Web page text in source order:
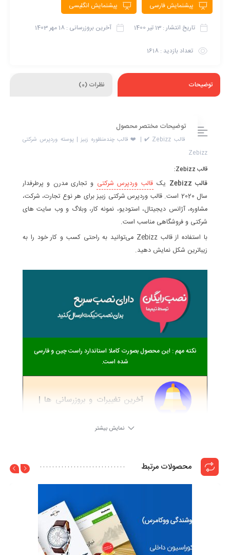
پیشنمایش فارسی پیشنمایش انگلیسی
تاریخ انتشار : 13 تیر 1400 آخرین بروزرسانی : 18 مهر 1403
تعداد بازدید : 1618
توضیحات نظرات (0)
توضیحات مختصر محصول
قالب Zebizz ✔️ | ❤️ قالب چندمنظوره زبیز | پوسته وردپرس شرکتی
Zebizz
قالب Zebizz:
قالب Zebizz یک قالب وردپرس شرکتی و تجاری مدرن و پرطرفدار
سال 2020 است. قالب وردپرس شرکتی زبیز برای هر نوع تجارت، شرکت،
مشاوره، آژانس دیجیتال، استودیو، نمونه کار، وبلاگ و وب سایت های
شرکتی و فروشگاهی مناسب است.
با استفاده از قالب Zebizz می‌توانید به راحتی کسب و کار خود را به
زیباترین شکل نمایش دهید.
نکته مهم : این محصول بصورت کاملا استاندارد راست چین و فارسی
شده است.
آخرین تغییرات و بروزرسانی ها |
به نسخه جدید بروز شده است
قالب وردپرس شرکتی زبیز شامل 2 صفحه اصلی شگفت انگیز و 20 صفحه
نمایش بیشتر
محصولات مرتبط